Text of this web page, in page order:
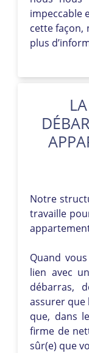
impeccable
cette façon,
plus
Notre
travaille
Quand
lien avec
débarras,
assurer que
que, dans
firme de
sûr(e) que